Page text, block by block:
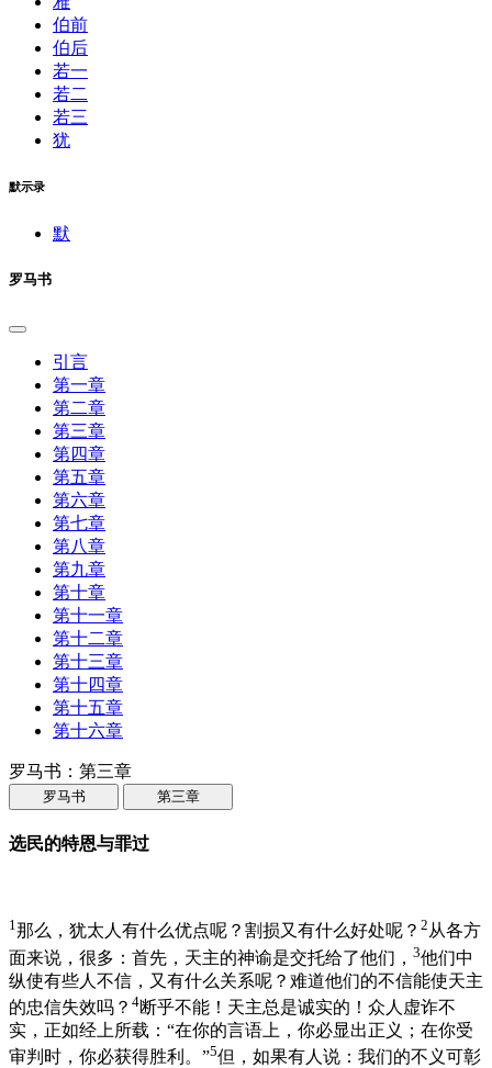
伯前
伯后
若一
若二
若三
犹
默示录
默
罗马书
引言
第一章
第二章
第三章
第四章
第五章
第六章
第七章
第八章
第九章
第十章
第十一章
第十二章
第十三章
第十四章
第十五章
第十六章
罗马书：第三章
罗马书 第三章
选民的特恩与罪过
1那么，犹太人有什么优点呢？割损又有什么好处呢？ 2从各方
面来说，很多：首先，天主的神谕是交托给了他们， 3他们中
纵使有些人不信，又有什么关系呢？难道他们的不信能使天主
的忠信失效吗？ 4断乎不能！天主总是诚实的！众人虚诈不
实，正如经上所载：“在你的言语上，你必显出正义；在你受
审判时，你必获得胜利。”5但，如果有人说：我们的不义可彰